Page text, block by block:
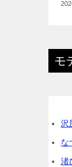
モ
沢
な
渚